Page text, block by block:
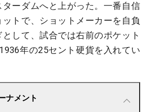
ターダムへと上がった。一番自信
トで、ショットメーカーを自負
して、試合では右前のポケット
年の25セント硬貨を入れてい
ナメント